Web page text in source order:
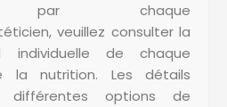
par chaque
veuillez consulter la
de chaque
la nutrition. Les détails
différentes options de